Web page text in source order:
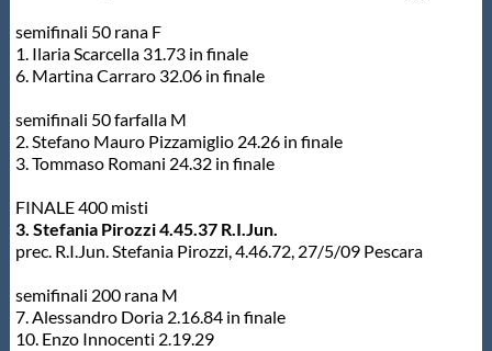
Mappa del sito
semifinali 50 rana F
1. Ilaria Scarcella 31.73 in finale
6. Martina Carraro 32.06 in finale
semifinali 50 farfalla M
2. Stefano Mauro Pizzamiglio 24.26 in finale
3. Tommaso Romani 24.32 in finale
FINALE 400 misti
3. Stefania Pirozzi 4.45.37 R.I.Jun.
prec. R.I.Jun. Stefania Pirozzi, 4.46.72, 27/5/09 Pescara
semifinali 200 rana M
7. Alessandro Doria 2.16.84 in finale
10. Enzo Innocenti 2.19.29